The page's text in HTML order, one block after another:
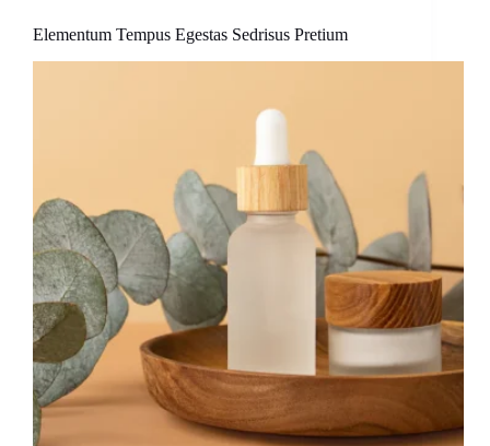
Elementum Tempus Egestas Sedrisus Pretium